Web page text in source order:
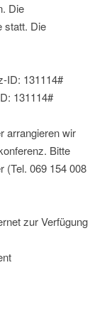
Die
statt. Die
ID: 131114#
131114#
arrangieren wir
Bitte
(Tel. 069 154 008
zur Verfügung